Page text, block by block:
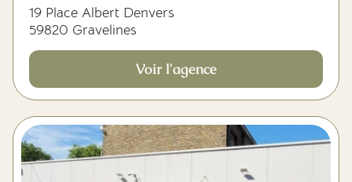
19 Place Albert Denvers
59820 Gravelines
Voir l'agence